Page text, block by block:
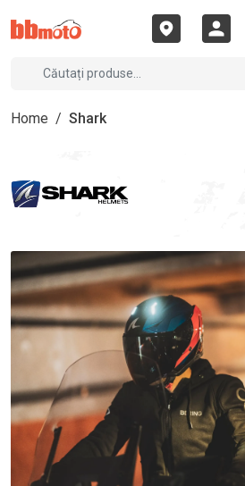
Home / Shark